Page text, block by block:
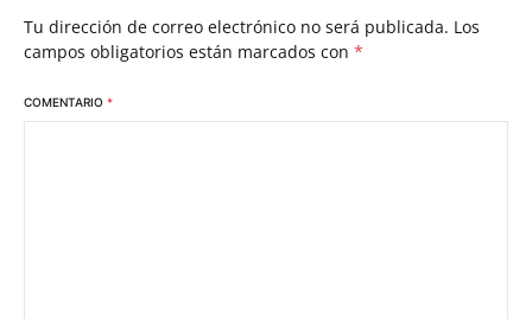
Tu dirección de correo electrónico no será publicada. Los
campos obligatorios están marcados con *
COMENTARIO *